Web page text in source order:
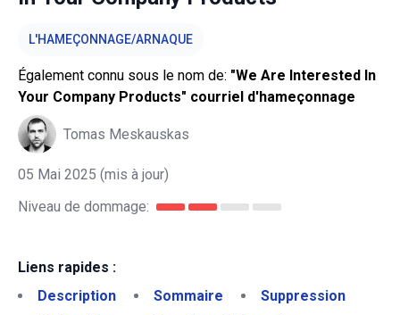
L'HAMEÇONNAGE/ARNAQUE
Également connu sous le nom de: "We Are Interested In
Your Company Products" courriel d'hameçonnage
Tomas Meskauskas
05 Mai 2025 (mis à jour)
Niveau de dommage:
Liens rapides :
Description
Sommaire
Suppression